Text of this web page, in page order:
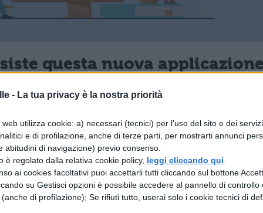
- La tua privacy è la nostra priorità
utilizza cookie: a) necessari (tecnici) per l'uso del sito e dei
e di profilazione, anche di terze parti, per mostrarti annunci
abitudini di navigazione) previo consenso.
è regolato dalla relativa cookie policy, leggi cliccando qui
ai cookies facoltativi puoi accettarli tutti cliccando sul bottone
su Gestisci opzioni è possibile accedere al pannello di controllo
di profilazione); Se rifiuti tutto, userai solo i cookie tecnici di
questa nuova
targata Apple ha a che fare con il
Apple è un’azienda che negli anni ha
computer e tablet, con il simbolo della mela
mania. Sono stati in tanti a fare sacrifici per
si sono fidati delle idee e delle parole diSteve
qualche anno fa. La tecnologia si è
anche applicazioni musicali, come Apple